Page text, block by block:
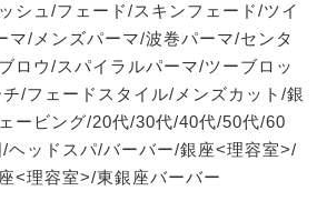
シュ/フェード/スキンフェード/ツイ
マ/メンズパーマ/波巻パーマ/センタ
ロウ/スパイラルパーマ/ツーブロッ
/フェードスタイル/メンズカット/銀
ービング/20代/30代/40代/50代/60
ヘッドスパ/バーバー/銀座<理容室>/
<理容室>/東銀座バーバー